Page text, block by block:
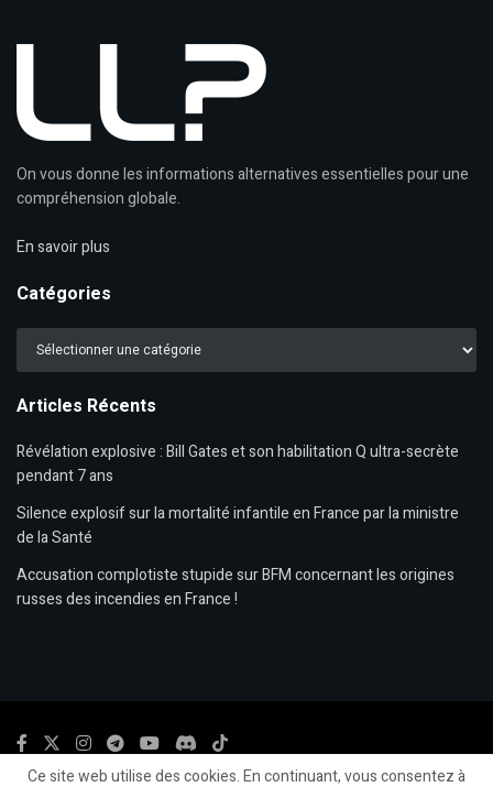
On vous donne les informations alternatives essentielles pour une
compréhension globale.
En savoir plus
Catégories
Catégories
Articles Récents
Révélation explosive : Bill Gates et son habilitation Q ultra-secrète
pendant 7 ans
Silence explosif sur la mortalité infantile en France par la ministre
de la Santé
Accusation complotiste stupide sur BFM concernant les origines
russes des incendies en France !
Ce site web utilise des cookies. En continuant, vous consentez à